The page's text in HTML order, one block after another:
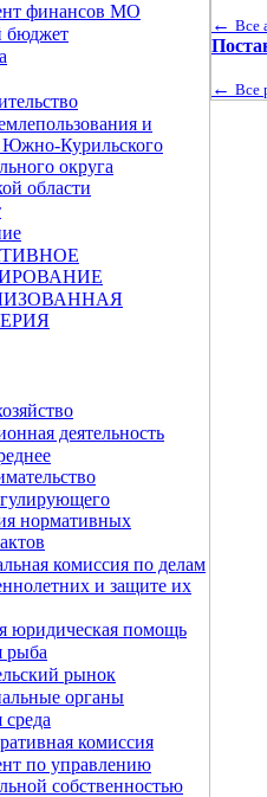
финансов МО
бюджет
и
Южно-Курильского
округа
области
деятельность
нормативных
комиссия по делам
и защите их
юридическая помощь
рыба
рынок
органы
среда
комиссия
по управлению
собственностью
← Все
← Все